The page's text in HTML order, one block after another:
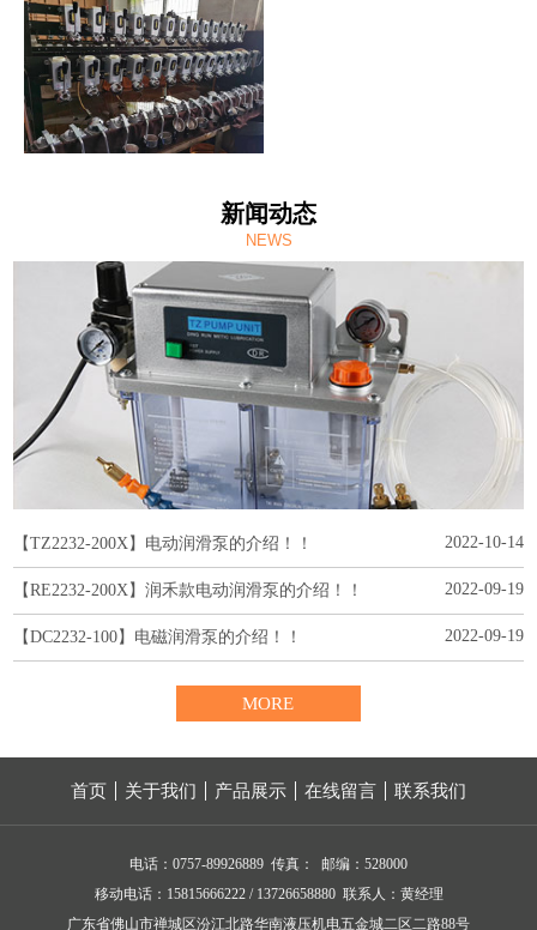
新闻动态
NEWS
【TZ2232-200X】电动润滑泵的介绍！！ 2022-10-14
【RE2232-200X】润禾款电动润滑泵的介绍！！ 2022-09-19
【DC2232-100】电磁润滑泵的介绍！！ 2022-09-19
MORE
首页 关于我们 产品展示 在线留言 联系我们
电话：0757-89926889 传真： 邮编：528000
移动电话：15815666222 / 13726658880 联系人：黄经理
广东省佛山市禅城区汾江北路华南液压机电五金城二区二路88号